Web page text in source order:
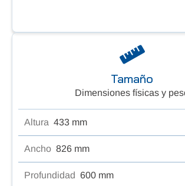
Tamaño
Dimensiones físicas y
Altura 433 mm
Ancho 826 mm
Profundidad 600 mm